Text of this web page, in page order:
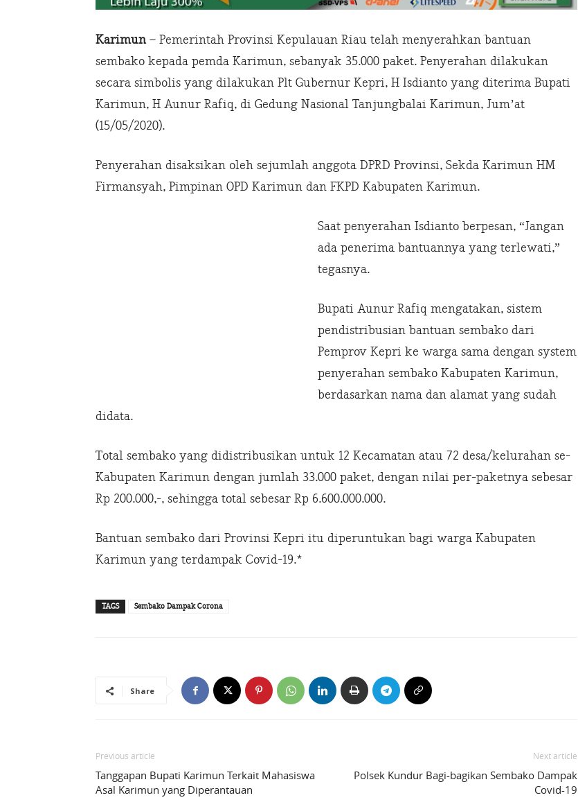
Karimun– Pemerintah Provinsi Kepulauan Riau telah menyerahkan bantuan
sembako kepada pemda Karimun, sebanyak 35.000 paket. Penyerahan dilakukan
secara simbolis yang dilakukan Plt Gubernur Kepri, H Isdianto yang diterima Bupati
Karimun, H Aunur Rafiq, di Gedung Nasional Tanjungbalai Karimun, Jum’at
(15/05/2020).
Penyerahan disaksikan oleh sejumlah anggota DPRD Provinsi, Sekda Karimun HM
Firmansyah, Pimpinan OPD Karimun dan FKPD Kabupaten Karimun.
Saat penyerahan Isdianto berpesan, “Jangan
ada penerima bantuannya yang terlewati,”
tegasnya.
Bupati Aunur Rafiq mengatakan, sistem
pendistribusian bantuan sembako dari
Pemprov Kepri ke warga sama dengan system
penyerahan sembako Kabupaten Karimun,
berdasarkan nama dan alamat yang sudah
didata.
Total sembako yang didistribusikan untuk 12 Kecamatan atau 72 desa/kelurahan se-
Kabupaten Karimun dengan jumlah 33.000 paket, dengan nilai per-paketnya sebesar
Rp 200.000,-, sehingga total sebesar Rp 6.600.000.000.
Bantuan sembako dari Provinsi Kepri itu diperuntukan bagi warga Kabupaten
Karimun yang terdampak Covid-19.*
TAGS Sembako Dampak Corona
Share
Previous article
Tanggapan Bupati Karimun Terkait Mahasiswa
Asal Karimun yang Diperantauan
Next article
Polsek Kundur Bagi-bagikan Sembako Dampak
Covid-19